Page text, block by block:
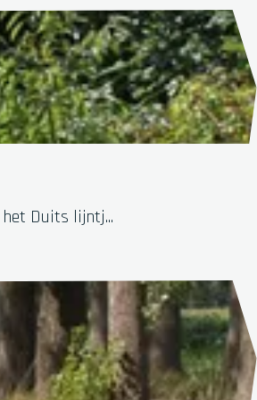
het Duits lijntj...